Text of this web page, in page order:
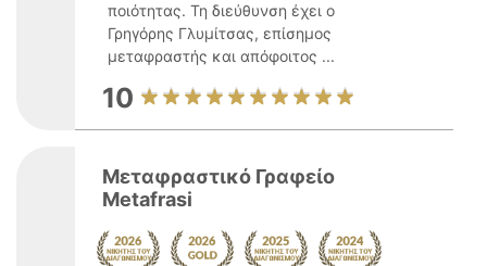
ποιότητας. Τη διεύθυνση έχει ο
Γρηγόρης Γλυμίτσας, επίσημος
μεταφραστής και απόφοιτος ...
10
Μεταφραστικό Γραφείο
Metafrasi